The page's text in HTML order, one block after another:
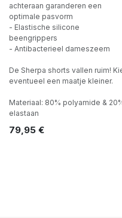
achteraan garanderen een
optimale pasvorm
- Elastische silicone
beengrippers
- Antibacterieel dameszeem
De Sherpa shorts vallen ruim!
eventueel een maatje kleiner.
Materiaal: 80% polyamide &
elastaan
79,95 €